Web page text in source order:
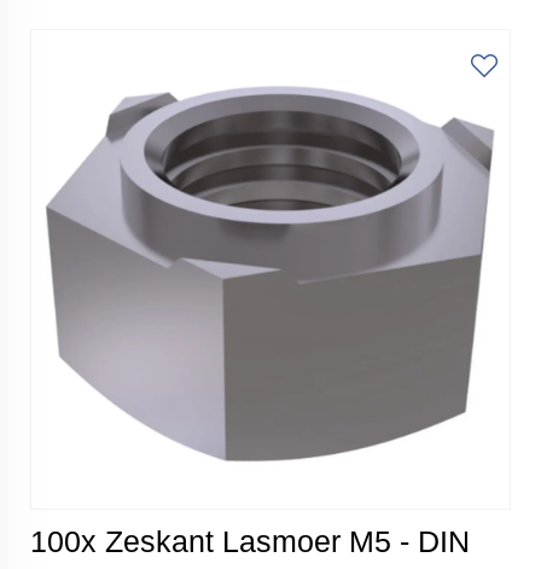
100x Zeskant Lasmoer M5 - DIN